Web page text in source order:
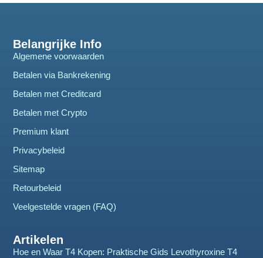
Belangrijke Info
Algemene voorwaarden
Betalen via Bankrekening
Betalen met Creditcard
Betalen met Crypto
Premium klant
Privacybeleid
Sitemap
Retourbeleid
Veelgestelde vragen (FAQ)
Artikelen
Hoe en Waar T4 Kopen: Praktische Gids Levothyroxine T4